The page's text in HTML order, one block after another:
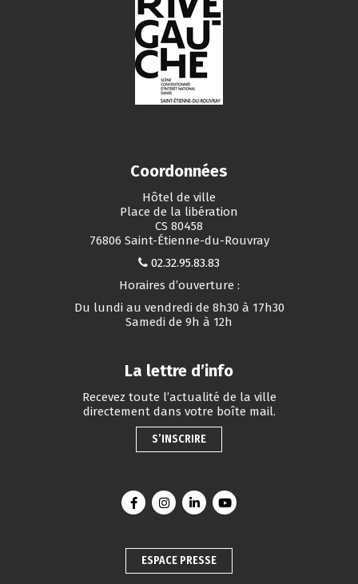
Coordonnées
Hôtel de ville
Place de la libération
CS 80458
76806 Saint-Étienne-du-Rouvray
02.32.95.83.83
Horaires d’ouverture :
Du lundi au vendredi de 8h30 à 17h30
Samedi de 9h à 12h
La lettre d’info
Recevez toute l’actualité de la ville
directement dans votre boîte mail.
S’INSCRIRE
Lien vers le compte Facebook
Lien vers le compte Instagram
Lien vers le compte Linkedin
Lien vers la chaîne
ESPACE PRESSE